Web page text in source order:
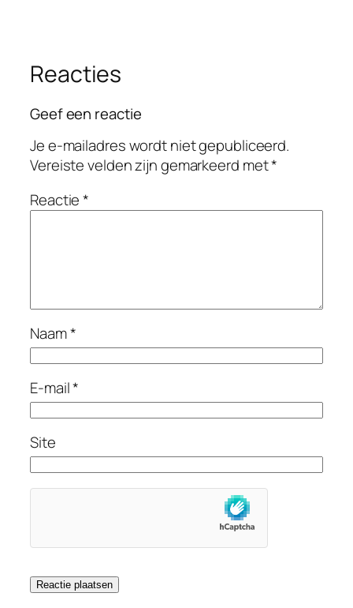
Reacties
Geef een reactie
Je e-mailadres wordt niet gepubliceerd.
Vereiste velden zijn gemarkeerd met*
Reactie*
Naam*
E-mail*
Site